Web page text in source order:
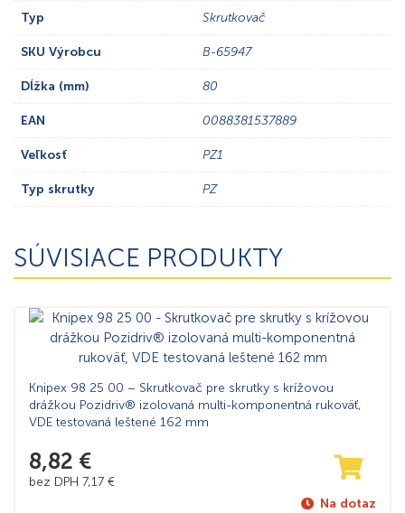
Typ Skrutkovač
SKU Výrobcu B-65947
Dĺžka (mm) 80
EAN 0088381537889
Veľkosť PZ1
Typ skrutky PZ
SÚVISIACE PRODUKTY
Knipex 98 25 00 – Skrutkovač pre skrutky s krížovou
drážkou Pozidriv® izolovaná multi-komponentná rukoväť,
VDE testovaná leštené 162 mm
8,82 €
bez DPH 7,17 €
Na dotaz